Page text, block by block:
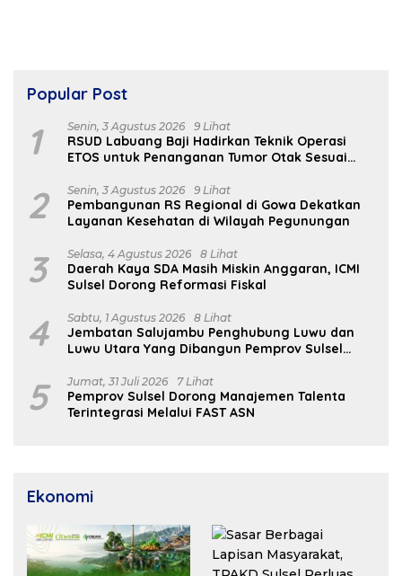
Popular Post
1 Senin, 3 Agustus 2026 9 Lihat
RSUD Labuang Baji Hadirkan Teknik Operasi
ETOS untuk Penanganan Tumor Otak Sesuai
2 Senin, 3 Agustus 2026 9 Lihat
Pembangunan RS Regional di Gowa Dekatkan
Layanan Kesehatan di Wilayah Pegunungan
3 Selasa, 4 Agustus 2026 8 Lihat
Daerah Kaya SDA Masih Miskin Anggaran, ICMI
Sulsel Dorong Reformasi Fiskal
4 Sabtu, 1 Agustus 2026 8 Lihat
Jembatan Salujambu Penghubung Luwu dan
Luwu Utara Yang Dibangun Pemprov Sulsel
5 Jumat, 31 Juli 2026 7 Lihat
Pemprov Sulsel Dorong Manajemen Talenta
Terintegrasi Melalui FAST ASN
Ekonomi